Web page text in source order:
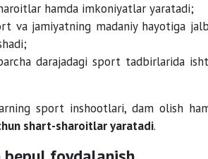
hamda imkoniyatlar yaratadi;
va jamiyatning madaniy hayotiga
darajadagi sport tadbirlarida
sport inshootlari, dam olish
shart-sharoitlar yaratadi.